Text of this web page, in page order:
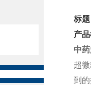
标
产
中
超
到